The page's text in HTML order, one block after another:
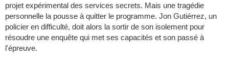
projet expérimental des services secrets. Mais une tragédie
personnelle la pousse à quitter le programme. Jon Gutiérrez, un
policier en difficulté, doit alors la sortir de son isolement pour
résoudre une enquête qui met ses capacités et son passé à
l'épreuve.